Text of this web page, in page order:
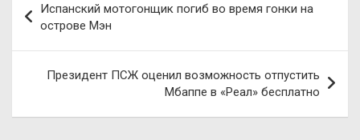
по
записям
Испанский мотогонщик погиб во время гонки на
острове Мэн
Президент ПСЖ оценил возможность отпустить
Мбаппе в «Реал» бесплатно